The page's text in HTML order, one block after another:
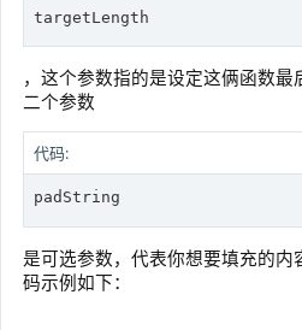
targetLength
，这个参数指的是设定这俩函数
二个参数
代码:
padString
是可选参数，代表你想要填充的
码示例如下：